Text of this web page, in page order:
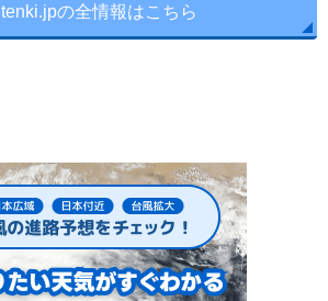
tenki.jpの全情報はこちら